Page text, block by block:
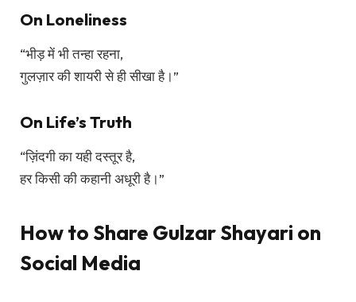
On Loneliness
“भीड़ में भी तन्हा रहना,
गुलज़ार की शायरी से ही सीखा है।”
On Life’s Truth
“ज़िंदगी का यही दस्तूर है,
हर किसी की कहानी अधूरी है।”
How to Share Gulzar Shayari on
Social Media